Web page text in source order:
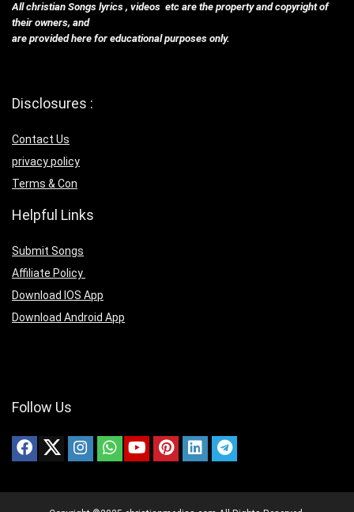
All christian Songs lyrics , videos etc are the property and copyright of
their owners, and
are provided here for educational purposes only.
Disclosures :
Contact Us
privacy policy
Terms & Con
Helpful Links
Submit Songs
Affiliate Policy
Download IOS App
Download Android App
Follow Us